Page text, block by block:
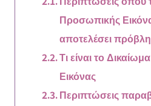
Προσωπικής
αποτελέσει
Τι είναι το
Εικόνας
Περιπτώσεις